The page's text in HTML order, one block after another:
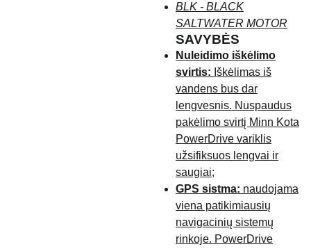
BLK - BLACK
SALTWATER MOTOR
SAVYBĖS
Nuleidimo iškėlimo
svirtis: Iškėlimas iš
vandens bus dar
lengvesnis. Nuspaudus
pakėlimo svirtį Minn Kota
PowerDrive variklis
užsifiksuos lengvai ir
saugiai;
GPS sistma: naudojama
viena patikimiausių
navigacinių sistemų
rinkoje. PowerDrive